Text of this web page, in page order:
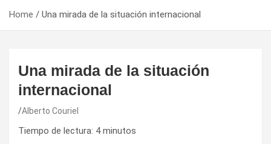
Home Una mirada de la situación internacional
Una mirada de la situación
internacional
Alberto Couriel
Tiempo de lectura: 4 minutos